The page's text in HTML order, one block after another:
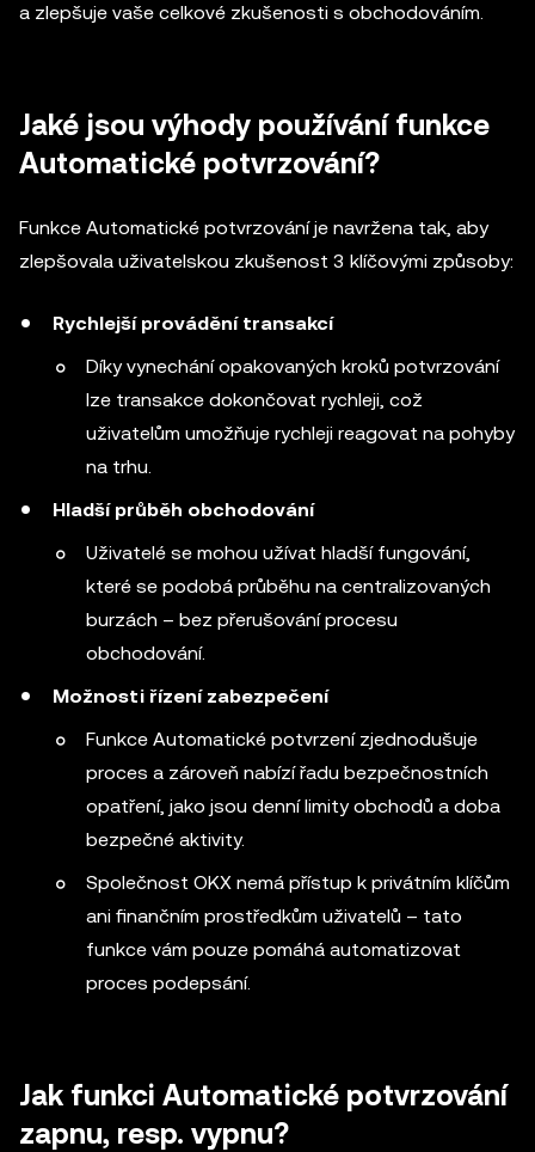
a zlepšuje vaše celkové zkušenosti s obchodováním.
Jaké jsou výhody používání funkce
Automatické potvrzování?
Funkce Automatické potvrzování je navržena tak, aby
zlepšovala uživatelskou zkušenost 3 klíčovými způsoby:
Rychlejší provádění transakcí
Díky vynechání opakovaných kroků potvrzování
lze transakce dokončovat rychleji, což
uživatelům umožňuje rychleji reagovat na pohyby
na trhu.
Hladší průběh obchodování
Uživatelé se mohou užívat hladší fungování,
které se podobá průběhu na centralizovaných
burzách – bez přerušování procesu
obchodování.
Možnosti řízení zabezpečení
Funkce Automatické potvrzení zjednodušuje
proces a zároveň nabízí řadu bezpečnostních
opatření, jako jsou denní limity obchodů a doba
bezpečné aktivity.
Společnost OKX nemá přístup k privátním klíčům
ani finančním prostředkům uživatelů – tato
funkce vám pouze pomáhá automatizovat
proces podepsání.
Jak funkci Automatické potvrzování
zapnu, resp. vypnu?